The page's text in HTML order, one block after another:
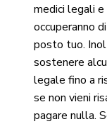
medici legali e
occuperanno
posto tuo.
sostenere
legale fino a
se non vieni
pagare nulla.